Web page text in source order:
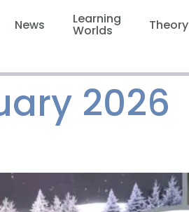
News Learning
Worlds Theory
2026